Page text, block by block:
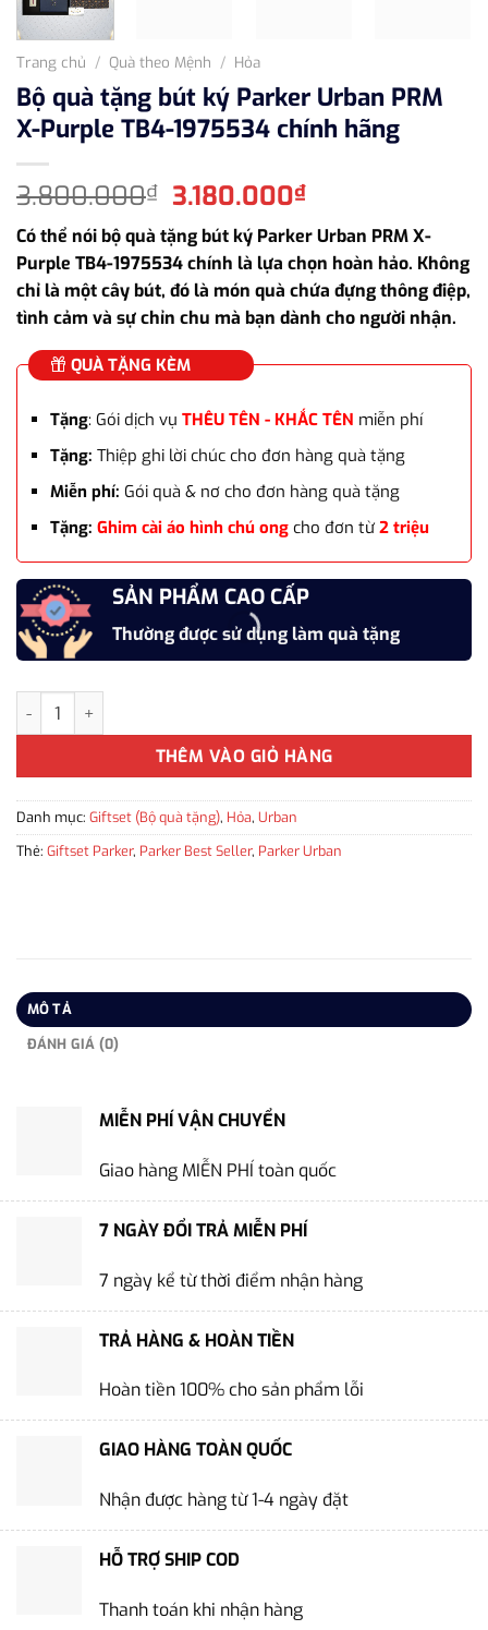
Trang chủ / Quà theo Mệnh / Hỏa
Bộ quà tặng bút ký Parker Urban PRM
X-Purple TB4-1975534 chính hãng
3.800.000₫ Giá
gốc
là:
3.800.000₫.
3.180.000₫Giá
hiện
tại
là:
3.180.000₫.
Có thể nói bộ quà tặng bút ký Parker Urban PRM X-
Purple TB4-1975534 chính là lựa chọn hoàn hảo. Không
chỉ là một cây bút, đó là món quà chứa đựng thông điệp,
tình cảm và sự chỉn chu mà bạn dành cho người nhận.
QUÀ TẶNG KÈM
Tặng: Gói dịch vụ THÊU TÊN - KHẮC TÊN miễn phí
Tặng: Thiệp ghi lời chúc cho đơn hàng quà tặng
Miễn phí: Gói quà & nơ cho đơn hàng quà tặng
Tặng: Ghim cài áo hình chú ongcho đơn từ 2 triệu
SẢN PHẨM CAO CẤP
Thường được sử dụng làm quà tặng
Bộ quà tặng bút ký Parker Urban PRM X-Purple TB4-1975534
THÊM VÀO GIỎ HÀNG
Danh mục: Giftset (Bộ quà tặng), Hỏa, Urban
Thẻ: Giftset Parker, Parker Best Seller, Parker Urban
MÔ TẢ
ĐÁNH GIÁ (0)
MIỄN PHÍ VẬN CHUYỂN
Giao hàng MIỄN PHÍ toàn quốc
7 NGÀY ĐỔI TRẢ MIỄN PHÍ
7 ngày kể từ thời điểm nhận hàng
TRẢ HÀNG & HOÀN TIỀN
Hoàn tiền 100% cho sản phẩm lỗi
GIAO HÀNG TOÀN QUỐC
Nhận được hàng từ 1-4 ngày đặt
HỖ TRỢ SHIP COD
Thanh toán khi nhận hàng